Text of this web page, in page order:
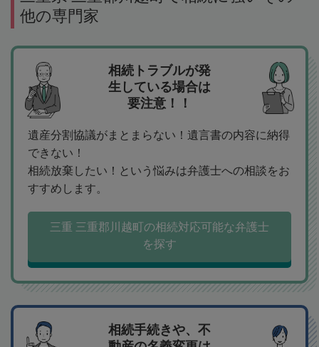
他の専門家
相続トラブルが発
生している場合は
要注意！！
遺産分割協議がまとまらない！遺言書の内容に納得
できない！
相続放棄したい！という悩みは弁護士への相談をお
すすめします。
三重 三重郡川越町の相続対応可能な弁護士
を探す
相続手続きや、不